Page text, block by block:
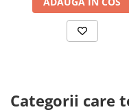
Categorii care